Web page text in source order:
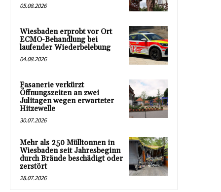
05.08.2026
Wiesbaden erprobt vor Ort
ECMO-Behandlung bei
laufender Wiederbelebung
04.08.2026
Fasanerie verkürzt
Öffnungszeiten an zwei
Julitagen wegen erwarteter
Hitzewelle
30.07.2026
Mehr als 250 Mülltonnen in
Wiesbaden seit Jahresbeginn
durch Brände beschädigt oder
zerstört
28.07.2026